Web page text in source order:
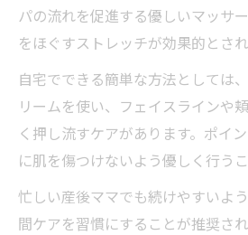
パの流れを促進する優しいマッサ
をほぐすストレッチが効果的とされ
自宅でできる簡単な方法としては
リームを使い、フェイスラインや
く押し流すケアがあります。ポイ
に肌を傷つけないよう優しく行うこ
忙しい産後ママでも続けやすいよ
間ケアを習慣にすることが推奨さ